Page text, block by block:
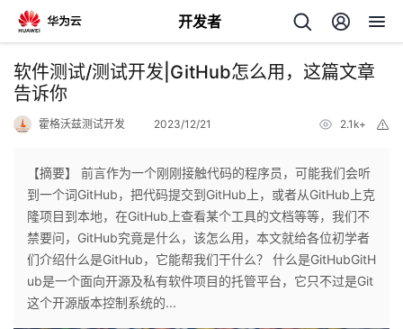
开发者
返
回
个
人
主
我
的
软件测试/测试开发|GitHub怎么用，这篇文章
告诉你
霍格沃兹测试开发 2023/12/21 2.1k+
【摘要】 前言作为一个刚刚接触代码的程序员，可能我们会听
到一个词GitHub，把代码提交到GitHub上，或者从GitHub上克
隆项目到本地，在GitHub上查看某个工具的文档等等，我们不
禁要问，GitHub究竟是什么，该怎么用，本文就给各位初学者
们介绍什么是GitHub，它能帮我们干什么？ 什么是GitHubGitH
ub是一个面向开源及私有软件项目的托管平台，它只不过是Git
这个开源版本控制系统的...